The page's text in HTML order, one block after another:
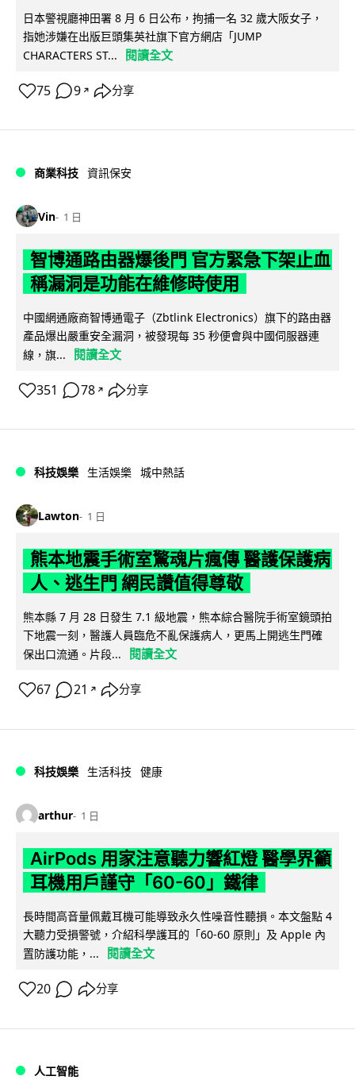
日本警視廳神田署 8 月 6 日公布，拘捕一名 32 歲大阪女子，
指她涉嫌在出版巨頭集英社旗下官方網店「JUMP
CHARACTERS ST...
閱讀全文
75 9 ↗ 分享
商業科技 資訊保安
Vin 1 日
智博通路由器爆後門 官方緊急下架止血
稱漏洞是功能在維修時使用
中國網通廠商智博通電子（Zbtlink Electronics）旗下的路由器
產品爆出嚴重安全漏洞，被發現每 35 秒便會與中國伺服器連
線，旗...
閱讀全文
351 78 ↗ 分享
科技娛樂 生活娛樂 城中熱話
Lawton 1 日
熊本地震手術室驚魂片瘋傳 醫護保護病
人、逃生門 網民讚值得尊敬
熊本縣 7 月 28 日發生 7.1 級地震，熊本綜合醫院手術室鏡頭拍
下地震一刻，醫護人員臨危不亂保護病人，更馬上開逃生門確
保出口流通。片段...
閱讀全文
67 21 ↗ 分享
科技娛樂 生活科技 健康
arthur 1 日
AirPods 用家注意聽力響紅燈 醫學界籲
耳機用戶謹守「60-60」鐵律
長時間高音量佩戴耳機可能導致永久性噪音性聽損。本文盤點 4
大聽力受損警號，介紹科學護耳的「60-60 原則」及 Apple 內
置防護功能，...
閱讀全文
20 分享
人工智能